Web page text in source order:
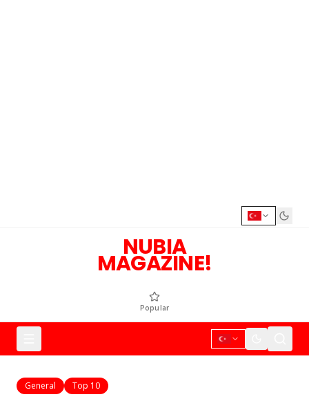
NUBIA
MAGAZINE!
Popular
General Top 10